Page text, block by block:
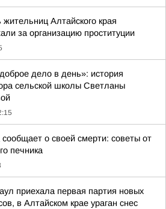
Алтайского края
за организацию проституции
дело в день»: история
сельской школы Светланы
сообщает о своей смерти: советы от
печника
приехала первая партия новых
в Алтайском крае ураган снес